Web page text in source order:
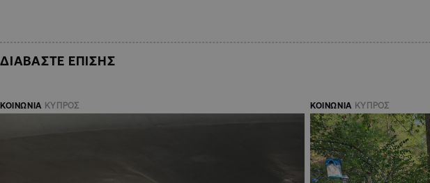
ΔΙΑΒΑΣΤΕ ΕΠΙΣΗΣ
ΚΟΙΝΩΝΙΑ ΚΥΠΡΟΣ ΚΟΙΝΩΝΙΑ ΚΥΠΡΟΣ